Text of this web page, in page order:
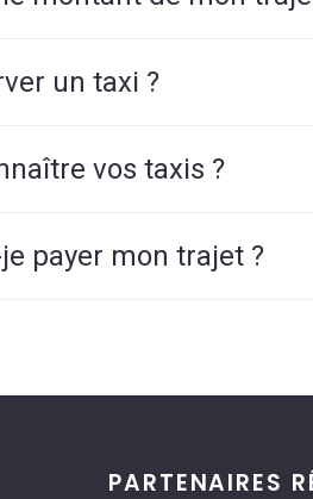
un taxi ?
vos taxis ?
payer mon trajet ?
PARTENAIRES